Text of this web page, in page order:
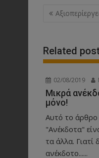
Post
Related
02/08/2019
Μικρά
μόνο!
Αυτό το άρθρο
"Ανέκδοτα"
τα άλλα. Γιατί
ανέκδοτο......